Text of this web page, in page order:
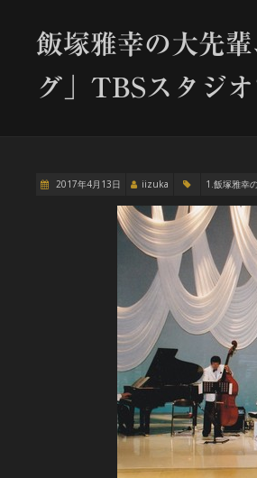
飯塚雅幸の大先
グ」TBSスタジオ
2017年4月13日 iizuka 1.飯塚雅幸